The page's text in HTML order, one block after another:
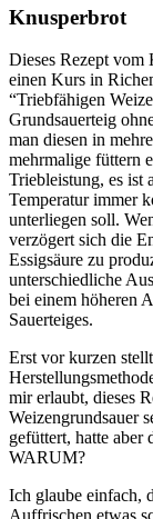
Knusperbrot
Dieses Rezept vom
einen Kurs in
“Triebfähigen
Grundsauerteig
man diesen in
mehrmalige füttern
Triebleistung, es ist
Temperatur immer
unterliegen soll.
verzögert sich die
Essigsäure zu
unterschiedliche
bei einem höheren
Sauerteiges.
Erst vor kurzen
mir erlaubt, dieses
Weizengrundsauer
gefüttert, hatte aber
WARUM?
Ich glaube einfach,